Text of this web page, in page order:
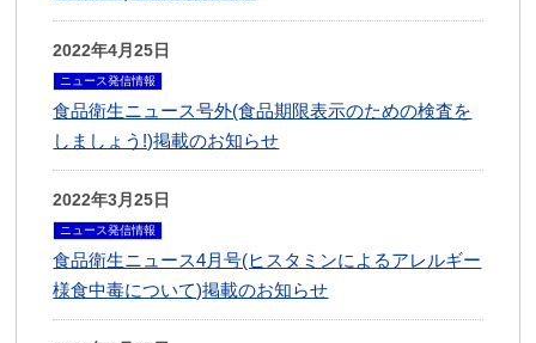
2022年4月25日
ニュース発信情報
食品衛生ニュース号外(食品期限表示のための検査を
しましょう!)掲載のお知らせ
2022年3月25日
ニュース発信情報
食品衛生ニュース4月号(ヒスタミンによるアレルギー
様食中毒について)掲載のお知らせ